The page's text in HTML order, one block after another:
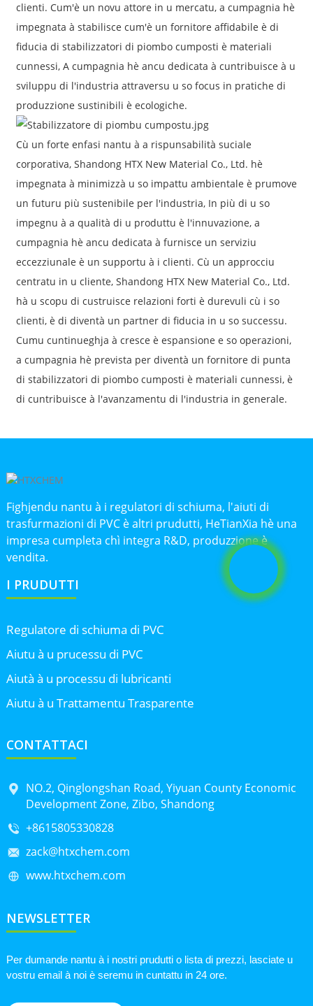
clienti. Cum'è un novu attore in u mercatu, a cumpagnia hè
impegnata à stabilisce cum'è un fornitore affidabile è di
fiducia di stabilizzatori di piombo cumposti è materiali
cunnessi, A cumpagnia hè ancu dedicata à cuntribuisce à u
sviluppu di l'industria attraversu u so focus in pratiche di
produzzione sustinibili è ecologiche.
Cù un forte enfasi nantu à a rispunsabilità suciale
corporativa, Shandong HTX New Material Co., Ltd. hè
impegnata à minimizzà u so impattu ambientale è prumove
un futuru più sustenibile per l'industria, In più di u so
impegnu à a qualità di u produttu è l'innuvazione, a
cumpagnia hè ancu dedicata à furnisce un serviziu
eccezziunale è un supportu à i clienti. Cù un approcciu
centratu in u cliente, Shandong HTX New Material Co., Ltd.
hà u scopu di custruisce relazioni forti è durevuli cù i so
clienti, è di diventà un partner di fiducia in u so successu.
Cumu cuntinueghja à cresce è espansione e so operazioni,
a cumpagnia hè prevista per diventà un fornitore di punta
di stabilizzatori di piombo cumposti è materiali cunnessi, è
di cuntribuisce à l'avanzamentu di l'industria in generale.
Fighjendu nantu à i regulatori di schiuma, l'aiuti di
trasfurmazioni di PVC è altri prudutti, HeTianXia hè una
impresa cumpleta chì integra R&D, produzzione è
vendita.
I PRUDUTTI
Regulatore di schiuma di PVC
Aiutu à u prucessu di PVC
Aiutà à u processu di lubricanti
Aiutu à u Trattamentu Trasparente
CONTATTACI
NO.2, Qinglongshan Road, Yiyuan County Economic
Development Zone, Zibo, Shandong
+8615805330828
zack@htxchem.com
www.htxchem.com
NEWSLETTER
Per dumande nantu à i nostri prudutti o lista di prezzi, lasciate u
vostru email à noi è seremu in cuntattu in 24 ore.